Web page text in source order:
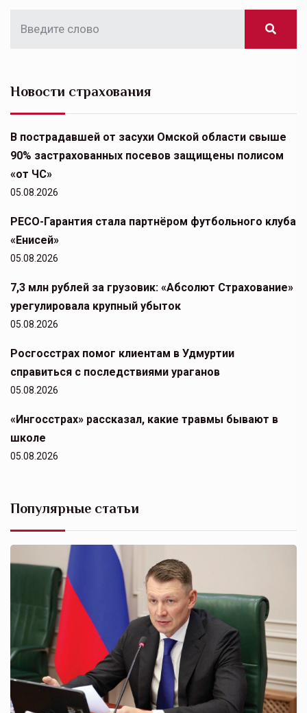
Новости страхования
В пострадавшей от засухи Омской области свыше
90% застрахованных посевов защищены полисом
«от ЧС»
05.08.2026
РЕСО-Гарантия стала партнёром футбольного клуба
«Енисей»
05.08.2026
7,3 млн рублей за грузовик: «Абсолют Страхование»
урегулировала крупный убыток
05.08.2026
Росгосстрах помог клиентам в Удмуртии
справиться с последствиями ураганов
05.08.2026
«Ингосстрах» рассказал, какие травмы бывают в
школе
05.08.2026
Популярные статьи